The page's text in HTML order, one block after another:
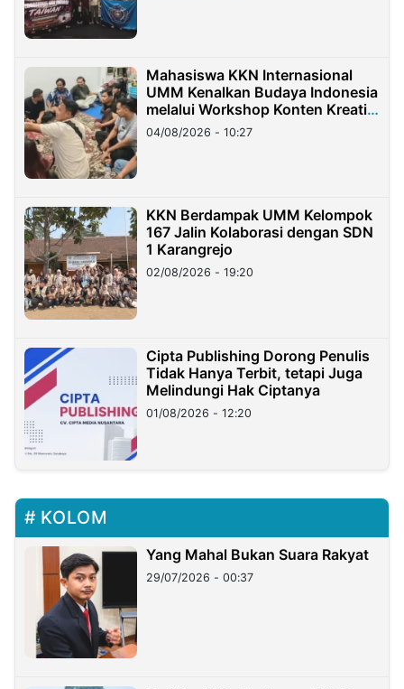
Mahasiswa KKN Internasional
UMM Kenalkan Budaya Indonesia
melalui Workshop Konten Kreatif
di Taiwan
04/08/2026 - 10:27
KKN Berdampak UMM Kelompok
167 Jalin Kolaborasi dengan SDN
1 Karangrejo
02/08/2026 - 19:20
Cipta Publishing Dorong Penulis
Tidak Hanya Terbit, tetapi Juga
Melindungi Hak Ciptanya
01/08/2026 - 12:20
KOLOM
Yang Mahal Bukan Suara Rakyat
29/07/2026 - 00:37